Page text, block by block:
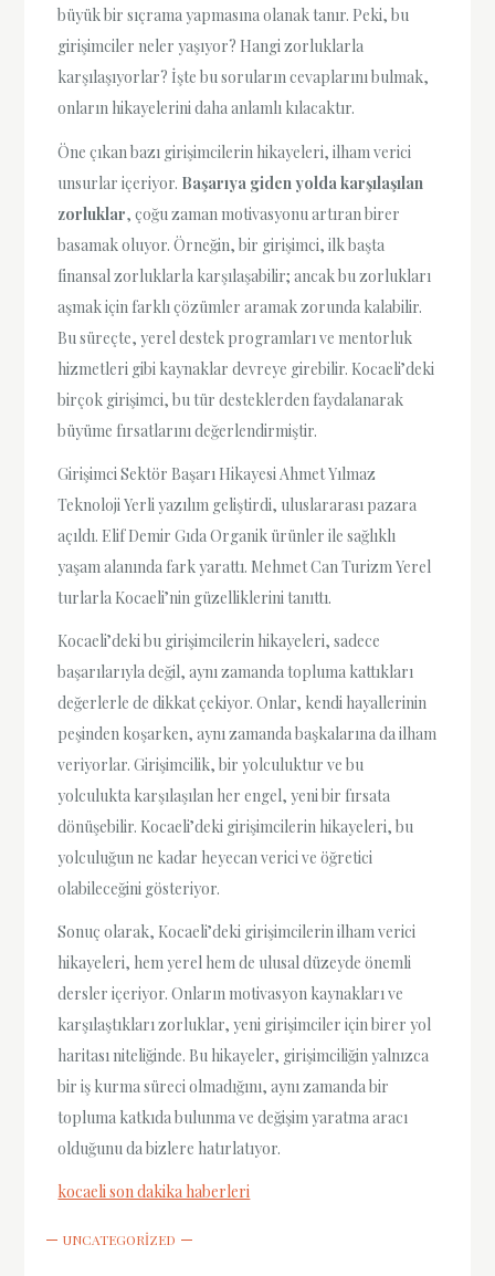
büyük bir sıçrama yapmasına olanak tanır. Peki, bu
girişimciler neler yaşıyor? Hangi zorluklarla
karşılaşıyorlar? İşte bu soruların cevaplarını bulmak,
onların hikayelerini daha anlamlı kılacaktır.
Öne çıkan bazı girişimcilerin hikayeleri, ilham verici
unsurlar içeriyor. Başarıya giden yolda karşılaşılan
zorluklar, çoğu zaman motivasyonu artıran birer
basamak oluyor. Örneğin, bir girişimci, ilk başta
finansal zorluklarla karşılaşabilir; ancak bu zorlukları
aşmak için farklı çözümler aramak zorunda kalabilir.
Bu süreçte, yerel destek programları ve mentorluk
hizmetleri gibi kaynaklar devreye girebilir. Kocaeli’deki
birçok girişimci, bu tür desteklerden faydalanarak
büyüme fırsatlarını değerlendirmiştir.
Girişimci Sektör Başarı Hikayesi Ahmet Yılmaz
Teknoloji Yerli yazılım geliştirdi, uluslararası pazara
açıldı. Elif Demir Gıda Organik ürünler ile sağlıklı
yaşam alanında fark yarattı. Mehmet Can Turizm Yerel
turlarla Kocaeli’nin güzelliklerini tanıttı.
Kocaeli’deki bu girişimcilerin hikayeleri, sadece
başarılarıyla değil, aynı zamanda topluma kattıkları
değerlerle de dikkat çekiyor. Onlar, kendi hayallerinin
peşinden koşarken, aynı zamanda başkalarına da ilham
veriyorlar. Girişimcilik, bir yolculuktur ve bu
yolculukta karşılaşılan her engel, yeni bir fırsata
dönüşebilir. Kocaeli’deki girişimcilerin hikayeleri, bu
yolculuğun ne kadar heyecan verici ve öğretici
olabileceğini gösteriyor.
Sonuç olarak, Kocaeli’deki girişimcilerin ilham verici
hikayeleri, hem yerel hem de ulusal düzeyde önemli
dersler içeriyor. Onların motivasyon kaynakları ve
karşılaştıkları zorluklar, yeni girişimciler için birer yol
haritası niteliğinde. Bu hikayeler, girişimciliğin yalnızca
bir iş kurma süreci olmadığını, aynı zamanda bir
topluma katkıda bulunma ve değişim yaratma aracı
olduğunu da bizlere hatırlatıyor.
kocaeli son dakika haberleri
UNCATEGORIZED